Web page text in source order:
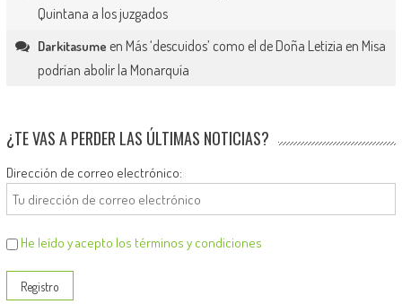
Quintana a los juzgados
Darkitasume en Más ‘descuidos’ como el de Doña Letizia en Misa
podrían abolir la Monarquía
¿TE VAS A PERDER LAS ÚLTIMAS NOTICIAS?
Dirección de correo electrónico:
He leído y acepto los términos y condiciones